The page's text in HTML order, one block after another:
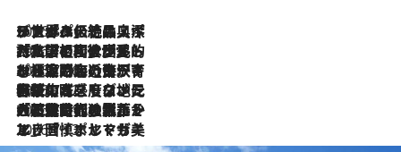
2026.8.8
リスボンの絶品スイーツ「パステル・デ・ナタ」とは？ポルトガル伝統の奥深い世界へ
2026.7.27
「私の祖国はポルトガル語です」国民的詩人フェルナンド・ペソアと、彼が愛した文学の街を歩く
2026.7.26
ポルトガル近海が育む極上の海の幸。キリリと冷えた白ワインと愉しむ、シーフード専門店の贅沢
2026.7.22
伝統の味をモダンに昇華。高感度な地元客が集う、リスボンの最旬ガストロノミー
2026.7.21
大航海時代の栄華から、震災、独裁、そして革命へ。ポルトガル・首都リスボンの石畳に刻まれた「歴史の光と影」
2026.7.13
エッセイ・ヤマザキマリ「慎ましくも美しき国 ポルトガル」